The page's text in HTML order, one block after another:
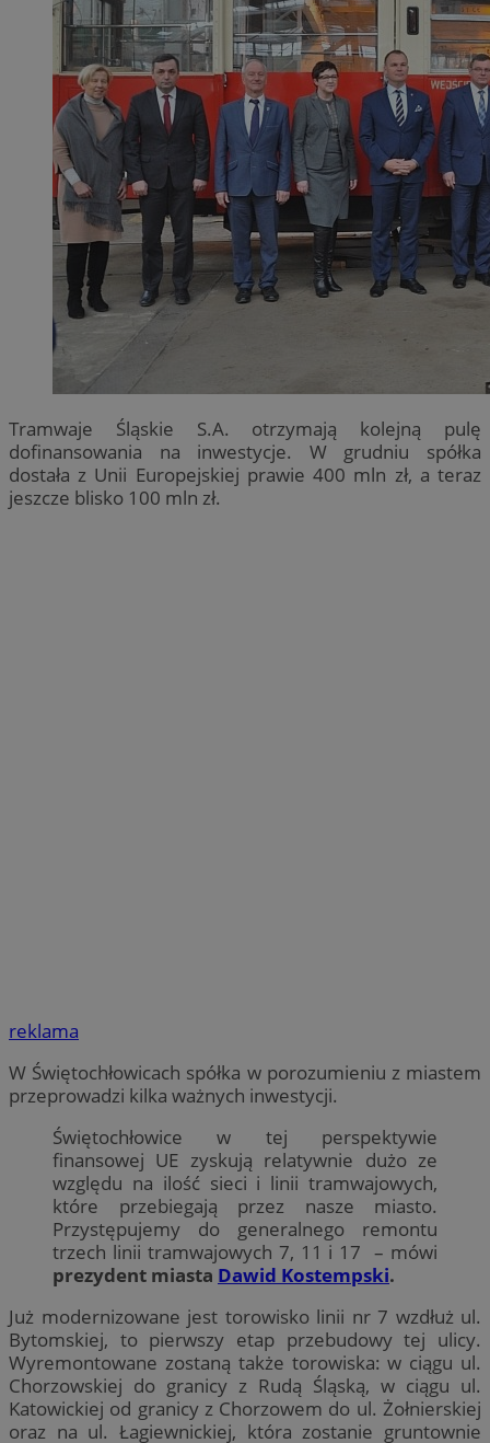
Tramwaje Śląskie S.A. otrzymają kolejną pulę
dofinansowania na inwestycje. W grudniu spółka
dostała z Unii Europejskiej prawie 400 mln zł, a teraz
jeszcze blisko 100 mln zł.
reklama
W Świętochłowicach spółka w porozumieniu z miastem
przeprowadzi kilka ważnych inwestycji.
Świętochłowice w tej perspektywie
finansowej UE zyskują relatywnie dużo ze
względu na ilość sieci i linii tramwajowych,
które przebiegają przez nasze miasto.
Przystępujemy do generalnego remontu
trzech linii tramwajowych 7, 11 i 17 – mówi
prezydent miasta Dawid Kostempski.
Już modernizowane jest torowisko linii nr 7 wzdłuż ul.
Bytomskiej, to pierwszy etap przebudowy tej ulicy.
Wyremontowane zostaną także torowiska: w ciągu ul.
Chorzowskiej do granicy z Rudą Śląską, w ciągu ul.
Katowickiej od granicy z Chorzowem do ul. Żołnierskiej
oraz na ul. Łagiewnickiej, która zostanie gruntownie